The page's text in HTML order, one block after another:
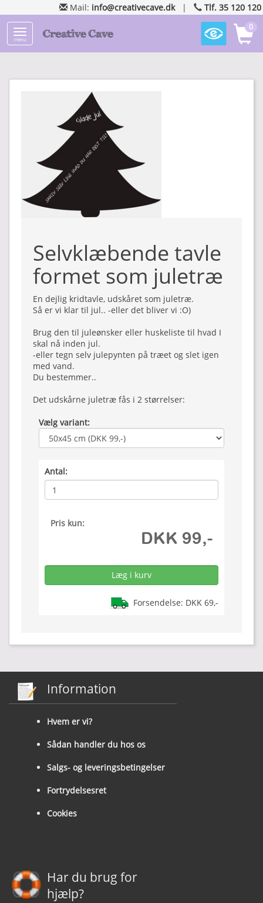
Mail: info@creativecave.dk| Tlf. 35 120 120
menu
0
Selvklæbende tavle
formet som juletræ
En dejlig kridtavle, udskåret som juletræ.
Så er vi klar til jul.. -eller det bliver vi :O)
Brug den til juleønsker eller huskeliste til hvad I
skal nå inden jul.
-eller tegn selv julepynten på træet og slet igen
med vand.
Du bestemmer..
Det udskårne juletræ fås i 2 størrelser:
Vælg variant:
Antal:
Pris kun:
DKK 99,-
Forsendelse: DKK 69,-
Information
Hvem er vi?
Sådan handler du hos os
Salgs- og leveringsbetingelser
Fortrydelsesret
Cookies
Har du brug for
hjælp?